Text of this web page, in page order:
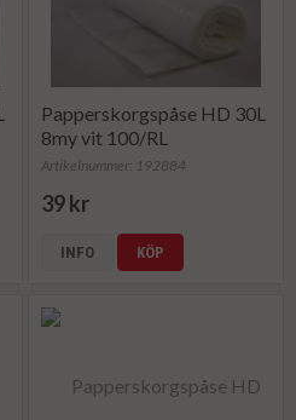
Papperskorgspåse HD 30L
8my vit 100/RL
Artikelnummer: 192884
39 kr
INFO KÖP